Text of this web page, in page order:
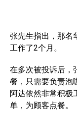
张先生指出，那名
工作了2个月。
在多次被投诉后，
餐，只需要负责泡
阿达依然非常积极
单，为顾客点餐。